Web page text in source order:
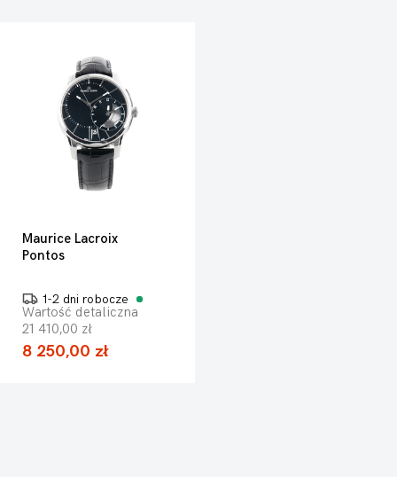
Maurice Lacroix
Pontos
1-2 dni robocze
Wartość detaliczna
21 410,00 zł
8 250,00 zł